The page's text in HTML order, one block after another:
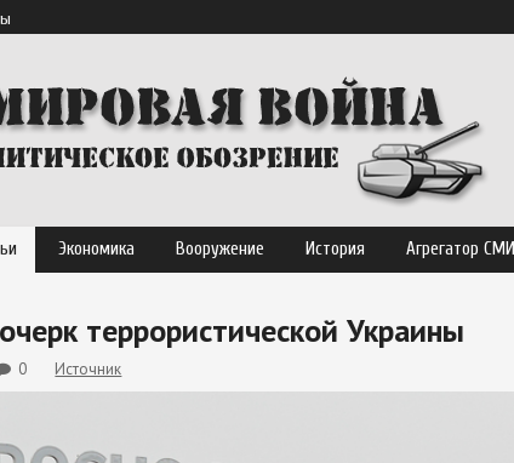
Экономика Вооружение История Агрегатор СМИ
террористической Украины
0 Источник